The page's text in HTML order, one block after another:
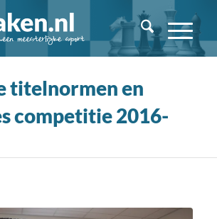
titelnormen en
competitie 2016-